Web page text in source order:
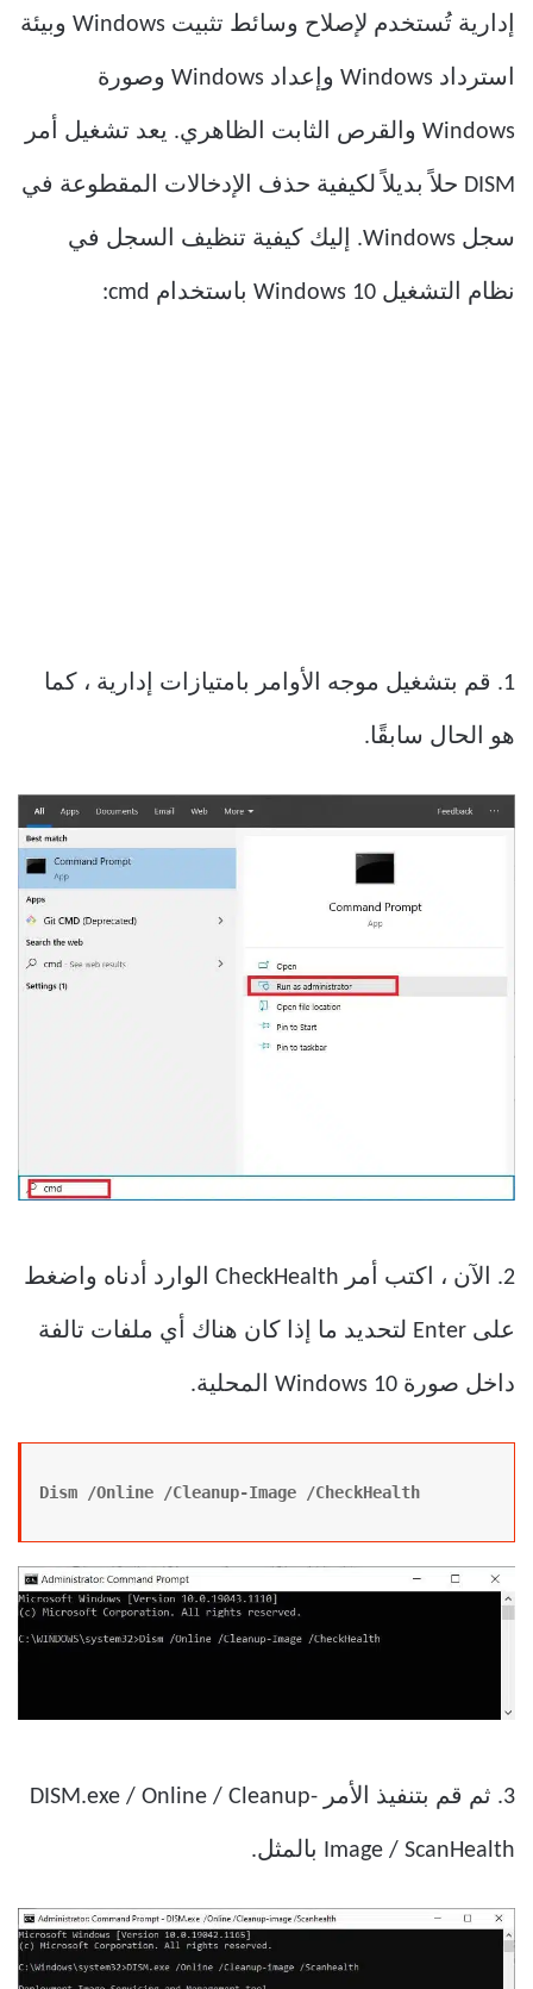
إدارية تُستخدم لإصلاح وسائط تثبيت Windows وبيئة
استرداد Windows وإعداد Windows وصورة
Windows والقرص الثابت الظاهري. يعد تشغيل أمر
DISM حلاً بديلاً لكيفية حذف الإدخالات المقطوعة في
سجل Windows. إليك كيفية تنظيف السجل في
نظام التشغيل Windows 10 باستخدام cmd:
1. قم بتشغيل موجه الأوامر بامتيازات إدارية ، كما
هو الحال سابقًا.
2. الآن ، اكتب أمر CheckHealth الوارد أدناه واضغط
على Enter لتحديد ما إذا كان هناك أي ملفات تالفة
داخل صورة Windows 10 المحلية.
Dism /Online /Cleanup-Image /CheckHealth
3. ثم قم بتنفيذ الأمر DISM.exe / Online / Cleanup-
Image / ScanHealth بالمثل.